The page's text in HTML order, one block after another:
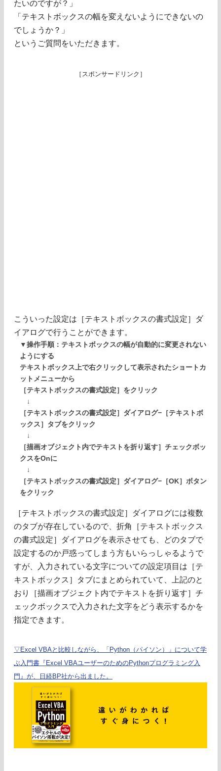
たいのですが？」
「テキストボックスの幅を変えないようにできないの
でしょうか？」
というご質問をいただきます。
［スポンサードリンク］
こういった設定は［テキストボックスの書式設定］ダ
イアログで行うことができます。
▼操作手順：テキストボックスの幅が自動的に変更されない
ようにする
テキストボックス上で右クリックして表示されたショートカ
ットメニューから
［テキストボックスの書式設定］をクリック
↓
［テキストボックスの書式設定］ダイアログ−［テキストボ
ックス］タブをクリック
↓
［描画オブジェクト内でテキストを折り返す］チェックボッ
クスをOnに
↓
［テキストボックスの書式設定］ダイアログ−［OK］ボタン
をクリック
［テキストボックスの書式設定］ダイアログには複数
のタブが存在しているので、折角［テキストボックス
の書式設定］ダイアログを表示させても、どのタブで
設定するのか戸惑ってしまう方もいらっしゃるようで
すが、入力されている文字についての設定項目は［テ
キストボックス］タブにまとめられていて、上記のと
おり［描画オブジェクト内でテキストを折り返す］チ
ェックボックスで入力された文字をどう表示するかを
指定できます。
▽Excel VBAと比較しながら、「Python（パイソン）」について学
ぶ入門書『Excel VBAユーザーのためのPythonプログラミング入
門』が、日経BP社から出ました。